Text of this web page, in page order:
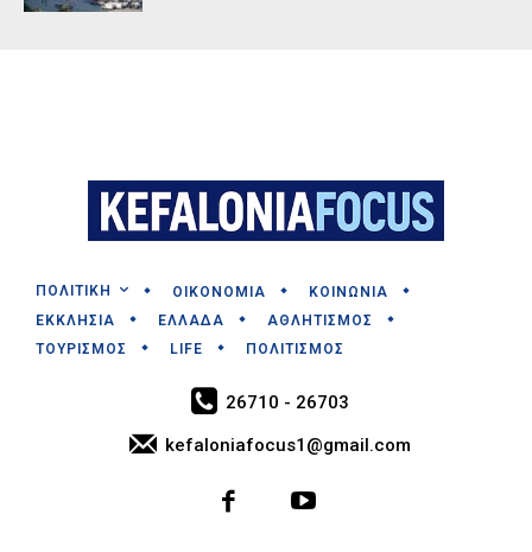
ΠΟΛΙΤΙΚΗ ΟΙΚΟΝΟΜΙΑ
ΚΟΙΝΩΝΙΑ
ΕΚΚΛΗΣΙΑ
ΕΛΛΑΔΑ
ΑΘΛΗΤΙΣΜΟΣ
ΤΟΥΡΙΣΜΟΣ
LIFE ΠΟΛΙΤΙΣΜΟΣ
26710 - 26703
kefaloniafocus1@gmail.com